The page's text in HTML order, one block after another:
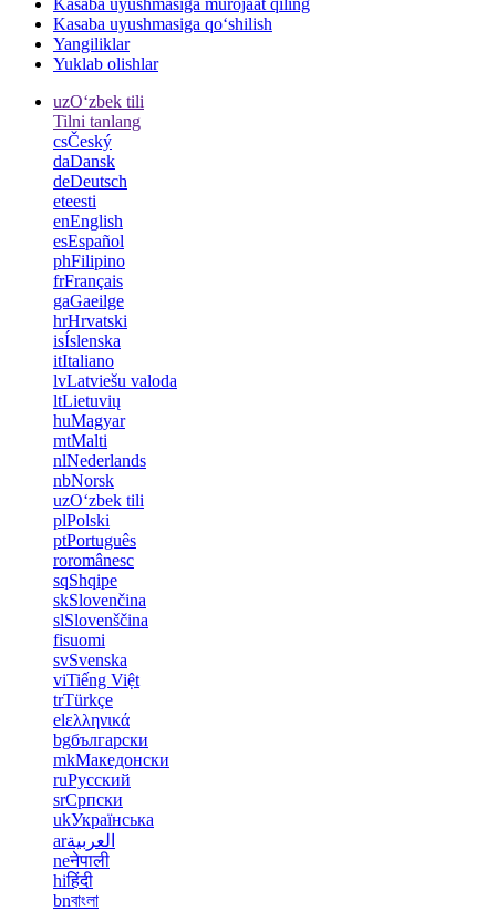
Kasaba uyushmasiga murojaat qiling
Kasaba uyushmasiga qo‘shilish
Yangiliklar
Yuklab olishlar
uzOʻzbek tili
Tilni tanlang
csČeský
daDansk
deDeutsch
eteesti
enEnglish
esEspañol
phFilipino
frFrançais
gaGaeilge
hrHrvatski
isÍslenska
itItaliano
lvLatviešu valoda
ltLietuvių
huMagyar
mtMalti
nlNederlands
nbNorsk
uzOʻzbek tili
plPolski
ptPortuguês
roromânesc
sqShqipe
skSlovenčina
slSlovenščina
fisuomi
svSvenska
viTiếng Việt
trTürkçe
elελληνικά
bgбългарски
mkМакедонски
ruРусский
srСрпски
ukУкраїнська
arالعربية
neनेपाली
hiहिंदी
bnবাংলা